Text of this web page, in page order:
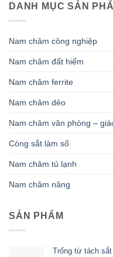
DANH MỤC SẢN
Nam châm công nghiệp
Nam châm đất hiếm
Nam châm ferrite
Nam châm dẻo
Nam châm văn phòng –
Còng sắt làm sổ
Nam châm tủ lạnh
Nam châm nâng
SẢN PHẨM
Trống từ tách sắt